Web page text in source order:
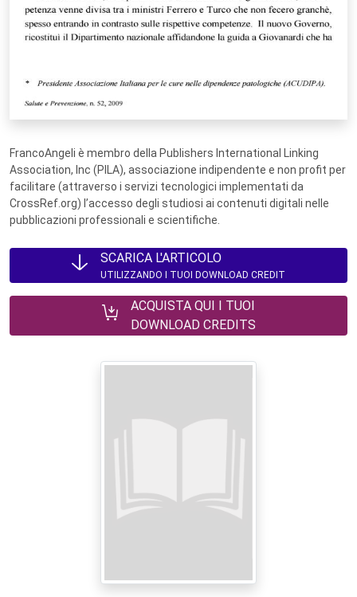
FrancoAngeli è membro della Publishers International Linking
Association, Inc (PILA), associazione indipendente e non profit per
facilitare (attraverso i servizi tecnologici implementati da
CrossRef.org) l’accesso degli studiosi ai contenuti digitali nelle
pubblicazioni professionali e scientifiche.
SCARICA L'ARTICOLO
UTILIZZANDO I TUOI DOWNLOAD CREDIT
ACQUISTA QUI I TUOI
DOWNLOAD CREDITS